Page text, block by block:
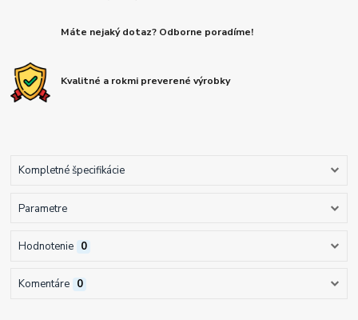
Máte nejaký dotaz? Odborne poradíme!
Kvalitné a rokmi preverené výrobky
Kompletné špecifikácie
Parametre
Hodnotenie 0
Komentáre 0